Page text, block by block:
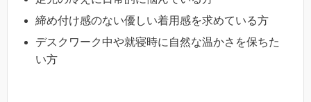
締め付け感のない優しい着用感を求めている方
デスクワーク中や就寝時に自然な温かさを保ちた
い方